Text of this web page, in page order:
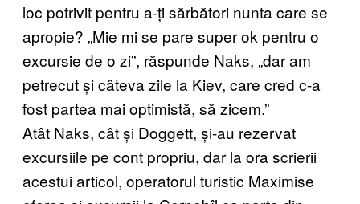
loc potrivit pentru a-ți sărbători nunta care se
apropie? „Mie mi se pare super ok pentru o
excursie de o zi”, răspunde Naks, „dar am
petrecut și câteva zile la Kiev, care cred c-a
fost partea mai optimistă, să zicem.”
Atât Naks, cât și Doggett, și-au rezervat
excursiile pe cont propriu, dar la ora scrierii
acestui articol, operatorul turistic Maximise